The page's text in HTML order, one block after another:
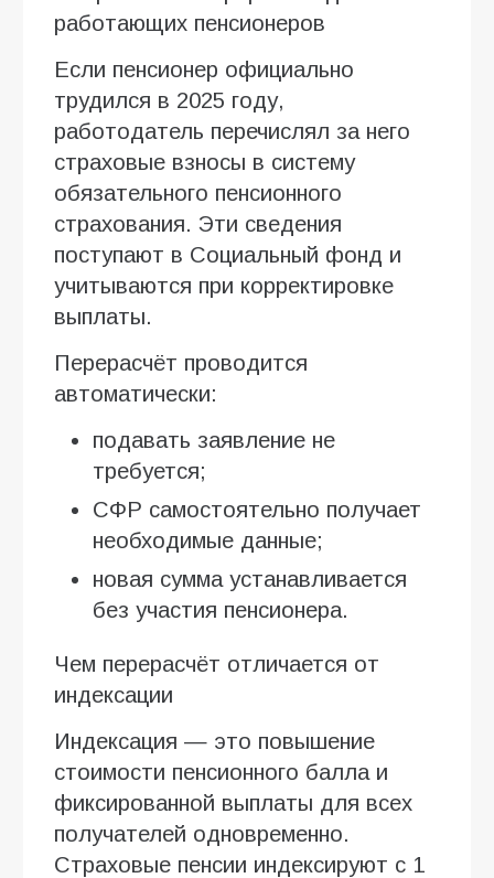
работающих пенсионеров
Если пенсионер официально
трудился в 2025 году,
работодатель перечислял за него
страховые взносы в систему
обязательного пенсионного
страхования. Эти сведения
поступают в Социальный фонд и
учитываются при корректировке
выплаты.
Перерасчёт проводится
автоматически:
подавать заявление не
требуется;
СФР самостоятельно получает
необходимые данные;
новая сумма устанавливается
без участия пенсионера.
Чем перерасчёт отличается от
индексации
Индексация — это повышение
стоимости пенсионного балла и
фиксированной выплаты для всех
получателей одновременно.
Страховые пенсии индексируют с 1